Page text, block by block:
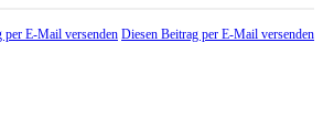
Diesen Beitrag per E-Mail versenden